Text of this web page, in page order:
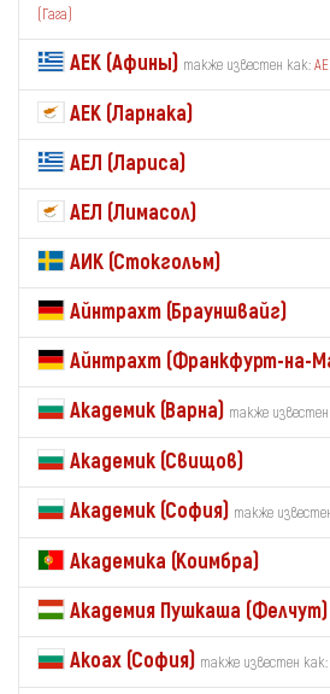
(Гага)
АЕК (Афины) также известен как:
АЕК (Ларнака)
АЕЛ (Лариса)
АЕЛ (Лимасол)
АИК (Стокгольм)
Айнтрахт (Брауншвайг)
Айнтрахт (Франкфурт-на-
Академик (Варна) также
Академик (Свищов)
Академик (София) также
Академика (Коимбра)
Академия Пушкаша (Фелчут)
Акоах (София) также известен